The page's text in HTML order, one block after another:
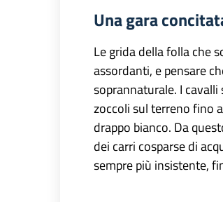
Una gara
Le grida della folla che
assordanti, e pensare
soprannaturale. I
zoccoli sul terreno fino
drappo bianco. Da
dei carri cosparse di
sempre più insistente,